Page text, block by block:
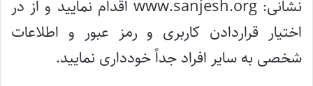
نشانی: www.sanjesh.org اقدام نمایید و از در
اختیار قراردادن کاربری و رمز عبور و اطلاعات
شخصی به سایر افراد جداً خودداری نمایید.